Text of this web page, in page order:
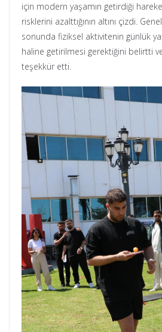
için modern yaşamın getirdiği
risklerini azalttığının altını çizdi.
sonunda fiziksel aktivitenin günlük
haline getirilmesi gerektiğini belirtti
teşekkür etti.